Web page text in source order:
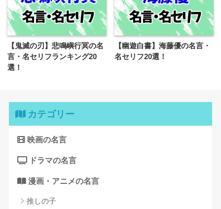
【鬼滅の刃】悲鳴嶼行冥の名
言・名セリフランキング20
選！
【幽遊白書】海藤優の名言・
名セリフ20選！
カテゴリー
映画の名言
ドラマの名言
漫画・アニメの名言
推しの子